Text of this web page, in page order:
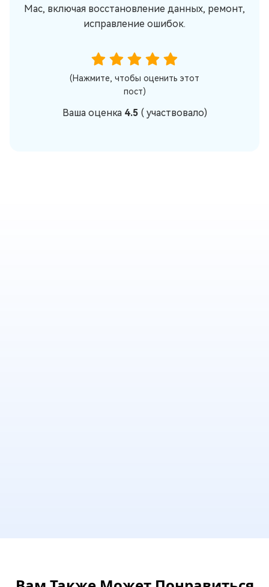
Mac, включая восстановление данных, ремонт,
исправление ошибок.
(Нажмите, чтобы оценить этот
пост)
Ваша оценка 4.5 (участвовало)